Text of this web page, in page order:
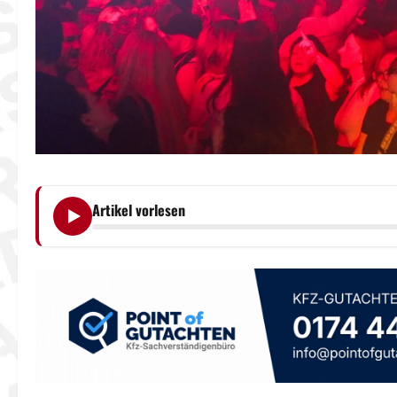
Artikel vorlesen